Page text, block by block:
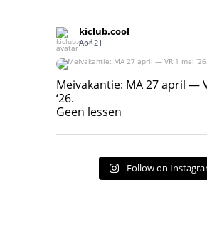
kiclub.cool
Apr 21
Meivakantie: MA 27 april — VR 1 mei ‘26.
Geen lessen
Meivakantie: MA 27 april —
‘26.
Geen lessen
Follow on